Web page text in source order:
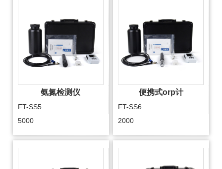
氨氮检测仪
FT-SS5
5000
便携式orp计
FT-SS6
2000